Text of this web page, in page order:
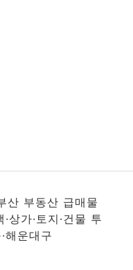
부동산 급매물
상가·토지·건물 투
해운대구